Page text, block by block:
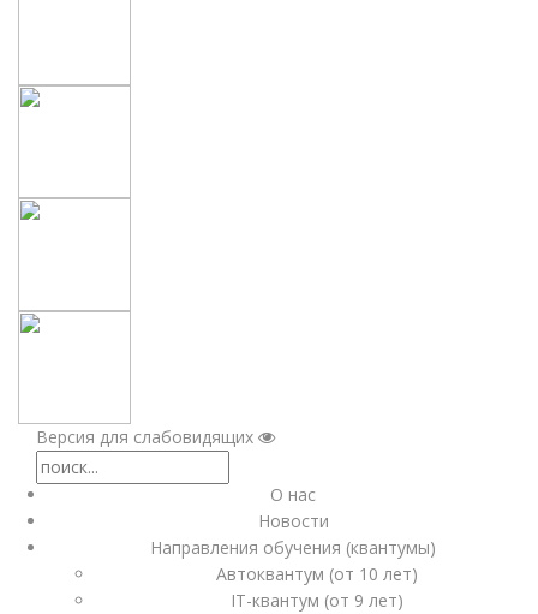
Версия для слабовидящих
О нас
Новости
Направления обучения (квантумы)
Автоквантум (от 10 лет)
IT-квантум (от 9 лет)